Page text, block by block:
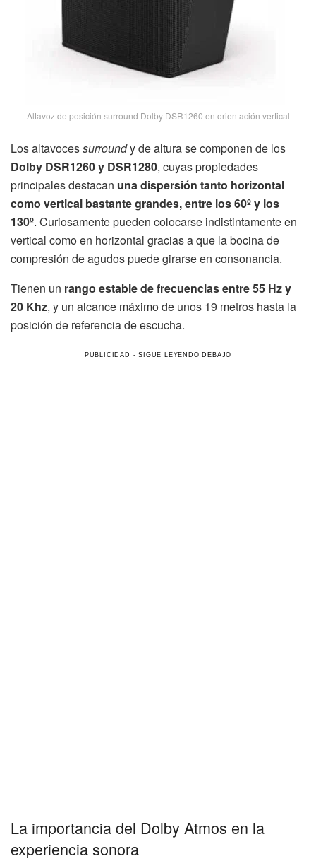
Altavoz de posición surround Dolby DSR1260 en orientación vertical
Los altavocessurroundy de altura se componen de los
Dolby DSR1260 y DSR1280, cuyas propiedades
principales destacan una dispersión tanto horizontal
como vertical bastante grandes, entre los 60º y los
130º. Curiosamente pueden colocarse indistintamente en
vertical como en horizontal gracias a que la bocina de
compresión de agudos puede girarse en consonancia.
Tienen un rango estable de frecuencias entre 55 Hz y
20 Khz, y un alcance máximo de unos 19 metros hasta la
posición de referencia de escucha.
La importancia del Dolby Atmos en la
experiencia sonora